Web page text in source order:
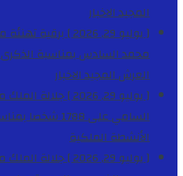
المجيدالاخبار
[ يوليو 29, 2026 ]
برقية تهنئة
محمد السادس بمناسبة
العرش المجيدالاخبار
[ يوليو 29, 2026 ]
جلالة
السامي على 1788 شخصا بمناسبة عيد العرش المجيد
الأنشطة الملكية
[ يوليو 29, 2026 ]
جلالة